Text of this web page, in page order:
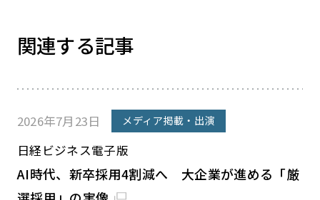
関連する記事
2026年7月23日 メディア掲載・出演
日経ビジネス電子版
AI時代、新卒採用4割減へ 大企業が進める「厳